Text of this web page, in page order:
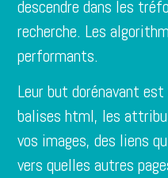
descendre dans les
recherche. Les
performants.
Leur but dorénavant est
balises html, les
vos images, des liens
vers quelles autres